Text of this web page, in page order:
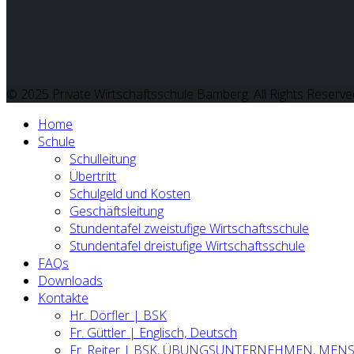
© 2025 Private Wirtschaftsschule Bamberg. All Rights
Home
Schule
Schulleitung
Übertritt
Schulgeld und Kosten
Geschäftsleitung
Stundentafel zweistufige Wirtschaftsschule
Stundentafel dreistufige Wirtschaftsschule
FAQs
Downloads
Kontakte
Hr. Dörfler | BSK
Fr. Güttler | Englisch, Deutsch
Fr. Reiter | BSK, ÜBUNGSUNTERNEHMEN,